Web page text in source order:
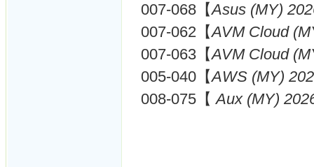
007-068【Asus (MY)
007-062【AVM Cloud
007-063【AVM Cloud
005-040【AWS (MY)
008-075【 Aux (MY)